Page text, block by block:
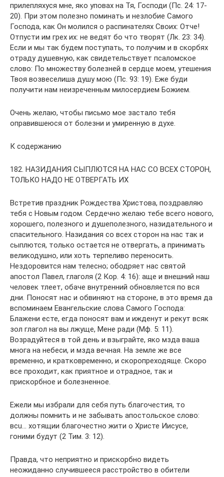
прилепляхуся мне, яко уповах на Тя, Господи (Пс. 24: 17-
20). При этом полезно поминать и незлобие Самого
Господа, как Он молился о распинателях Своих: Отче!
Отпусти им грех их: не ведят бо что творят (Лк. 23: 34).
Если и мы так будем поступать, то получим и в скорбях
отраду душевную, как свидетельствует псаломское
слово: По множеству болезней в сердце моем, утешения
Твоя возвеселиша душу мою (Пс. 93: 19). Еже буди
получити нам неизреченным милосердием Божием.
Очень желаю, чтобы письмо мое застало тебя
оправившеюся от болезни и умиренную в духе.
К содержанию
182. НАЗИДАНИЯ СЫПЛЮТСЯ НА НАС СО ВСЕХ СТОРОН,
ТОЛЬКО НАДО НЕ ОТВЕРГАТЬ ИХ
Встретив праздник Рождества Христова, поздравляю
тебя с Новым годом. Сердечно желаю тебе всего нового,
хорошего, полезного и душеполезного, назидательного и
спасительного. Назидания со всех сторон на нас так и
сыплются, только остается не отвергать, а принимать
великодушно, или хоть терпеливо переносить.
Нездоровится нам телесно; ободряет нас святой
апостол Павел, глаголя (2 Кор. 4: 16): аще и внешний наш
человек тлеет, обаче внутренний обновляется по вся
дни. Поносят нас и обвиняют на стороне, в это время да
вспоминаем Евангельские слова Самого Господа:
Блажени есте, егда поносят вам и ижденут и рекут всяк
зол глагол на вы лжуще, Мене ради (Мф. 5: 11).
Возрадуйтеся в той день и взыграйте, яко мзда ваша
многа на небеси, и мзда вечная. На земле же все
временно, и кратковременно, и скоропреходяще. Скоро
все проходит, как приятное и отрадное, так и
прискорбное и болезненное.
Ежели мы избрали для себя путь благочестия, то
должны помнить и не забывать апостольское слово:
вcu… хотящии благочестно жити о Христе Иисусе,
гоними будут (2 Тим. 3: 12).
Правда, что неприятно и прискорбно видеть
неожиданно случившееся расстройство в обители